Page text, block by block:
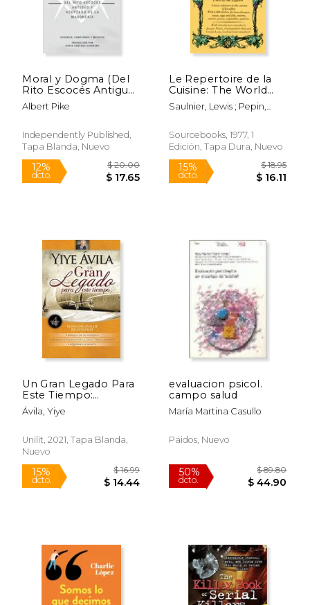
15%
dcto.
$ 29.99
$ 25.49
50%
dcto. $
Moral y Dogma (Del
Rito Escocés Antiguo
y Aceptado de la
Masonería): Grados de
Compañero y
Maestro
Albert Pike
Independently Published,
Tapa Blanda, Nuevo
Le Repertoire de la
Cuisine: The World
Renowned Classic
Used by the Experts
Saulnier, Lewis ; Pepin,
Sourcebooks, 1977, 1
Edición, Tapa Dura, Nuevo
Un Gran Legado Para
Este Tiempo:
Fundamentos de
Escatología (Tomo 4)
Tiempo)
Ávila, Yiye
Unilit, 2021, Tapa Blanda,
Nuevo
evaluacion psicol.
campo salud
María Martina Casullo
Paidos, Nuevo